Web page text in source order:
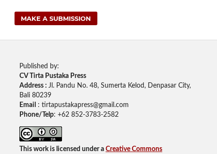
MAKE A SUBMISSION
Published by:
CV Tirta Pustaka Press
Address : Jl. Pandu No. 48, Sumerta Kelod, Denpasar City,
Bali 80239
Email
: tirtapustakapress@gmail.com
Phone/Telp: +62 852-3783-2582
This work is licensed under a Creative Commons